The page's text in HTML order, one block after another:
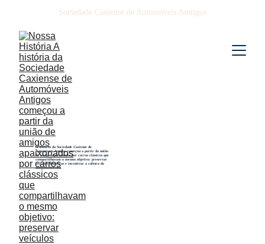
Sociedade Caxiense de Automóveis Amtigos
A história da Sociedade Caxiense de
Automóveis Antigos começou a partir da união
de amigos apaixonados por carros clássicos que
compartilhavam o mesmo objetivo: preservar
veículos históricos e incentivar a cultura do
antigomobilismo.